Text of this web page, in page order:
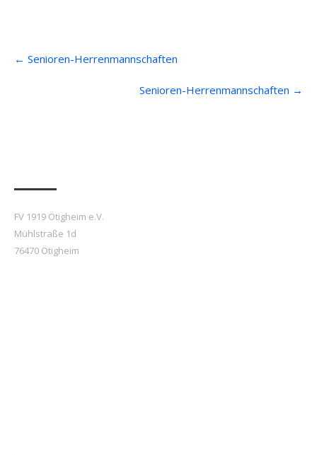
navigation
← Senioren-Herrenmannschaften
Senioren-Herrenmannschaften →
FV 1919 Ötigheim e.V.
Mühlstraße 1d
76470 Ötigheim